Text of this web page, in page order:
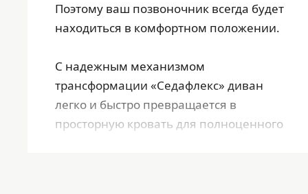
Поэтому ваш позвоночник всегда будет
находиться в комфортном положении.
С надежным механизмом
трансформации «Седафлекс» диван
легко и быстро превращается в
просторную кровать для полноценного